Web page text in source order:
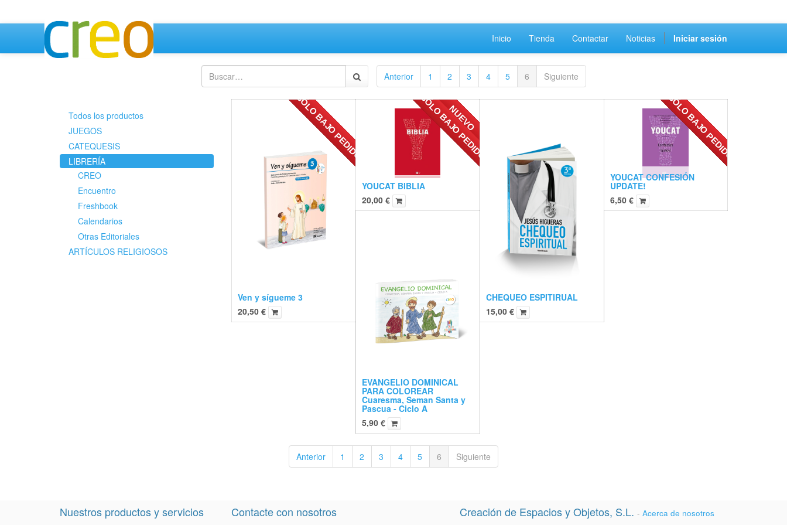
Inicio Tienda Contactar Noticias Iniciar sesión
Anterior 1 2 3 4 5 6 Siguiente
Todos los productos
JUEGOS
CATEQUESIS
LIBRERÍA
CREO
Encuentro
Freshbook
Calendarios
Otras Editoriales
ARTÍCULOS RELIGIOSOS
SÓLO BAJO PEDIDO
Ven y sígueme 3
20,50€
NUEVO
SÓLO BAJO PEDIDO
YOUCAT BIBLIA
20,00€
CHEQUEO ESPITIRUAL
15,00€
SÓLO BAJO PEDIDO
YOUCAT CONFESIÓN
UPDATE!
6,50€
EVANGELIO DOMINICAL
PARA COLOREAR
Cuaresma, Seman Santa y
Pascua - Ciclo A
5,90€
Anterior 1 2 3 4 5 6 Siguiente
Nuestros productos y servicios Contacte con nosotros Creación de Espacios y Objetos, S.L. - Acerca de nosotros